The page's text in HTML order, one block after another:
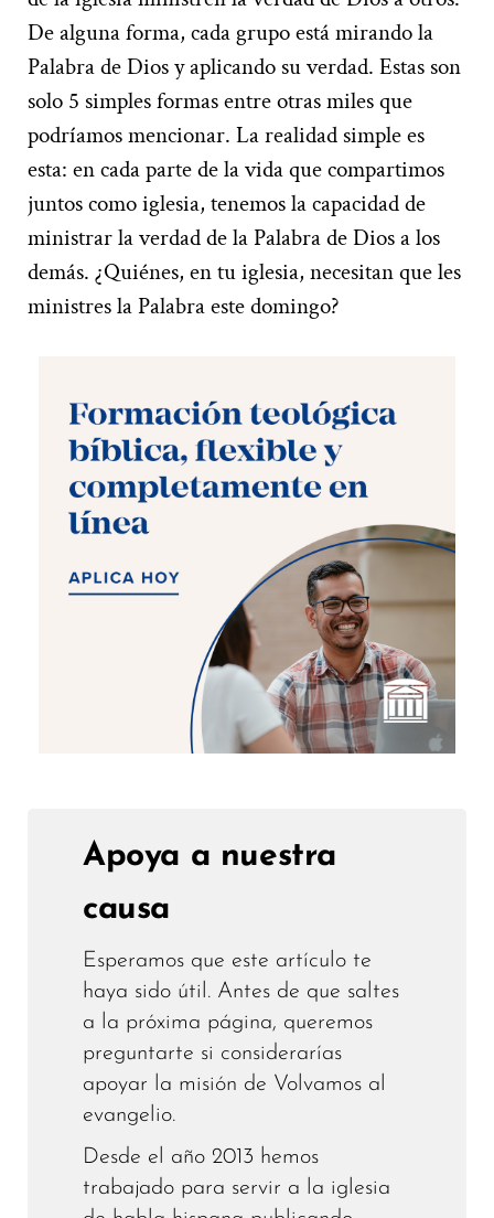
De alguna forma, cada grupo está mirando la
Palabra de Dios y aplicando su verdad. Estas son
solo 5 simples formas entre otras miles que
podríamos mencionar. La realidad simple es
esta: en cada parte de la vida que compartimos
juntos como iglesia, tenemos la capacidad de
ministrar la verdad de la Palabra de Dios a los
demás. ¿Quiénes, en tu iglesia, necesitan que les
ministres la Palabra este domingo?
Apoya a nuestra
causa
Esperamos que este artículo te
haya sido útil. Antes de que saltes
a la próxima página, queremos
preguntarte si considerarías
apoyar la misión de Volvamos al
evangelio.
Desde el año 2013 hemos
trabajado para servir a la iglesia